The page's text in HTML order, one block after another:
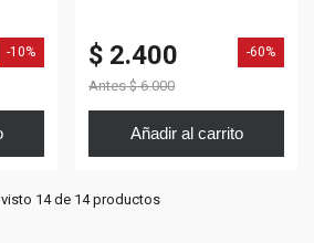
-10% $ 2.400
Antes $ 6.000
-60%
Añadir al carrito
14 de 14 productos